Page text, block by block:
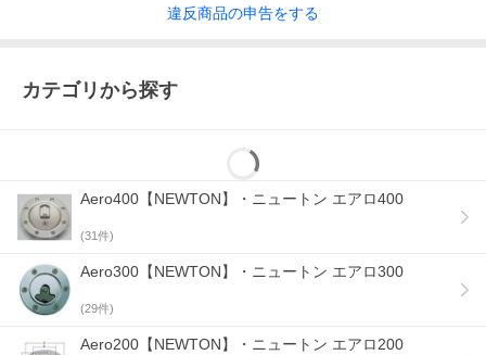
違反商品の申告をする
カテゴリから探す
Aero400【NEWTON】・ニュートン エアロ400
(31件)
Aero300【NEWTON】・ニュートン エアロ300
(29件)
Aero200【NEWTON】・ニュートン エアロ200